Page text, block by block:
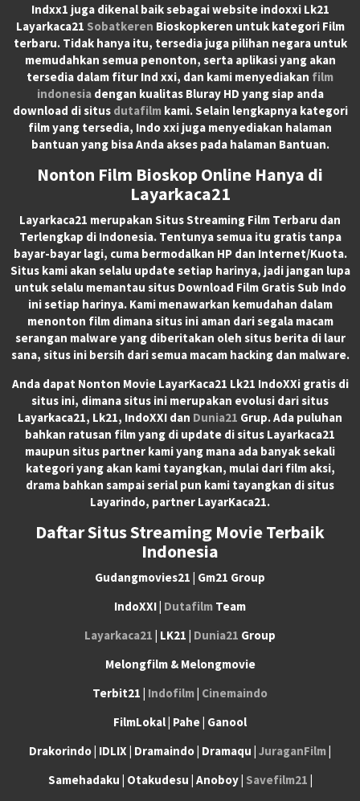
Indxx1 juga dikenal baik sebagai website indoxxi Lk21
Layarkaca21 Sobatkeren Bioskopkeren untuk kategori Film
terbaru. Tidak hanya itu, tersedia juga pilihan negara untuk
memudahkan semua penonton, serta aplikasi yang akan
tersedia dalam fitur Ind xxi, dan kami menyediakan film
indonesiadengan kualitas Bluray HD yang siap anda
download di situs dutafilmkami. Selain lengkapnya kategori
film yang tersedia, Indo xxi juga menyediakan halaman
bantuan yang bisa Anda akses pada halaman Bantuan.
Nonton Film Bioskop Online Hanya di
Layarkaca21
Layarkaca21 merupakan Situs Streaming Film Terbaru dan
Terlengkap di Indonesia. Tentunya semua itu gratis tanpa
bayar-bayar lagi, cuma bermodalkan HP dan Internet/Kuota.
Situs kami akan selalu update setiap harinya, jadi jangan lupa
untuk selalu memantau situs Download Film Gratis Sub Indo
ini setiap harinya. Kami menawarkan kemudahan dalam
menonton film dimana situs ini aman dari segala macam
serangan malware yang diberitakan oleh situs berita di laur
sana, situs ini bersih dari semua macam hacking dan malware.
Anda dapat Nonton Movie LayarKaca21 Lk21 IndoXXigratis di
situs ini, dimana situs ini merupakan evolusi dari situs
Layarkaca21, Lk21, IndoXXI dan Dunia21 Grup. Ada puluhan
bahkan ratusan film yang di update di situs Layarkaca21
maupun situs partner kami yang mana ada banyak sekali
kategori yang akan kami tayangkan, mulai dari film aksi,
drama bahkan sampai serial pun kami tayangkan di situs
Layarindo, partner LayarKaca21.
Daftar Situs Streaming Movie Terbaik
Indonesia
Gudangmovies21 | Gm21 Group
IndoXXI | Dutafilm Team
Layarkaca21 | LK21 | Dunia21 Group
Melongfilm & Melongmovie
Terbit21 | Indofilm| Cinemaindo
FilmLokal | Pahe | Ganool
Drakorindo | IDLIX | Dramaindo | Dramaqu | JuraganFilm|
Samehadaku | Otakudesu | Anoboy | Savefilm21 |